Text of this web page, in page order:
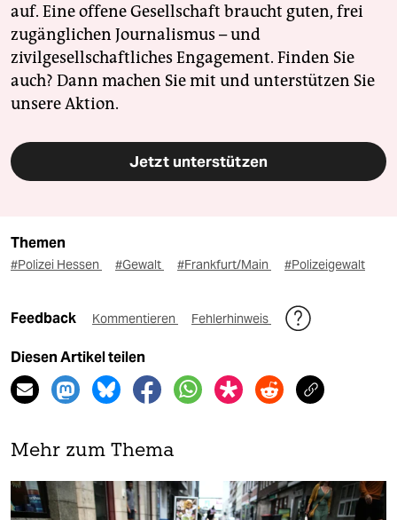
auf. Eine offene Gesellschaft braucht guten, frei
zugänglichen Journalismus – und
zivilgesellschaftliches Engagement. Finden Sie
auch? Dann machen Sie mit und unterstützen Sie
unsere Aktion.
Jetzt unterstützen
Themen
#Polizei Hessen #Gewalt #Frankfurt/Main #Polizeigewalt
Feedback Kommentieren Fehlerhinweis
Diesen Artikel teilen
Mehr zum Thema